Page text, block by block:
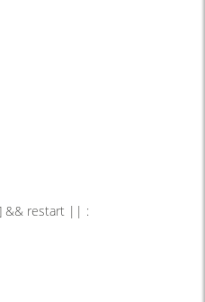
&& restart || :